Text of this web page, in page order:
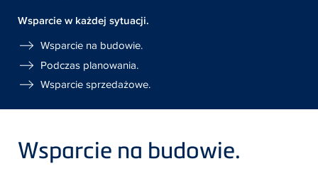
Wsparcie w każdej sytuacji.
Wsparcie na budowie.
Podczas planowania.
Wsparcie sprzedażowe.
Wsparcie na budowie.